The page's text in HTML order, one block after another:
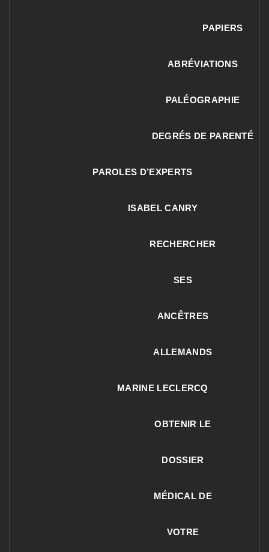
PAPIERS
ABRÉVIATIONS
PALÉOGRAPHIE
DEGRÉS DE PARENTÉ
PAROLES D’EXPERTS
ISABEL CANRY
RECHERCHER
SES
ANCÊTRES
ALLEMANDS
MARINE LECLERCQ
OBTENIR LE
DOSSIER
MÉDICAL DE
VOTRE